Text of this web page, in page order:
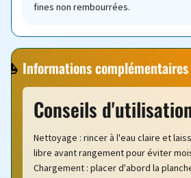
fines non rembourrées.
Informations complémentaires
Conseils
Nettoyage : rincer à l'eau claire et
libre avant rangement pour éviter
Chargement : placer d'abord la